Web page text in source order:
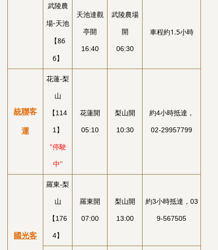
武陵農
場-天池
【86
6】
天池達觀
亭開
16:40
武陵農場
開
06:30
車程約1.5小時
統聯客
運
花蓮-梨
山
【114
1】
"停駛
中"
花蓮開
05:10
梨山開
10:30
約4小時抵達，
02-29957799
國光客
羅東-梨
山
【176
4】
羅東開
07:00
梨山開
13:00
約3小時抵達，03
9-567505